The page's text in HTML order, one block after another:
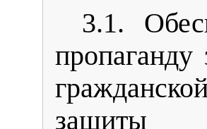
3.1.
пропаганду
защиты